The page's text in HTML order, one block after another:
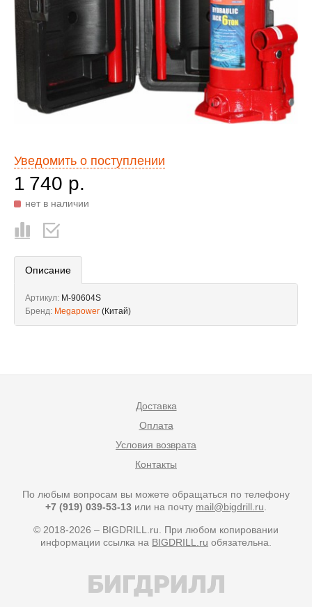
Уведомить о поступлении
1 740 р.
нет в наличии
Описание
Артикул: M-90604S
Бренд: Megapower (Китай)
Доставка
Оплата
Условия возврата
Контакты
По любым вопросам вы можете обращаться по телефону
+7 (919) 039-53-13 или на почту mail@bigdrill.ru
© 2018-2026 – BIGDRILL.ru. При любом копировании
информации ссылка на BIGDRILL.ru обязательна.